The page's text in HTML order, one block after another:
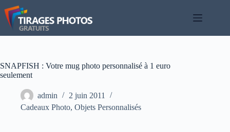
Passer
au
contenu
SNAPFISH : Votre mug photo personnalisé à 1 euro
seulement
admin
2 juin 2011
Cadeaux Photo, Objets Personnalisés